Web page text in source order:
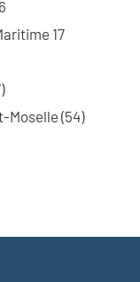
17
Moselle (54)